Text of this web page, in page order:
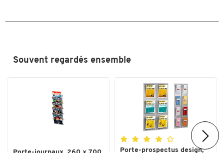
Largeur (mm) 220
Souvent regardés ensemble
Porte-prospectus design,